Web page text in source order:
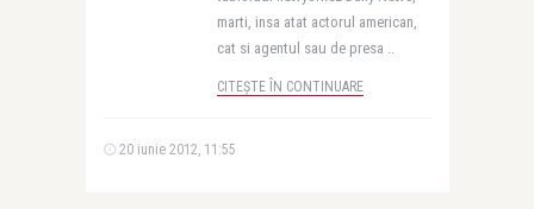
marti, insa atat actorul american,
cat si agentul sau de presa ..
CITEȘTE ÎN CONTINUARE
20 iunie 2012, 11:55